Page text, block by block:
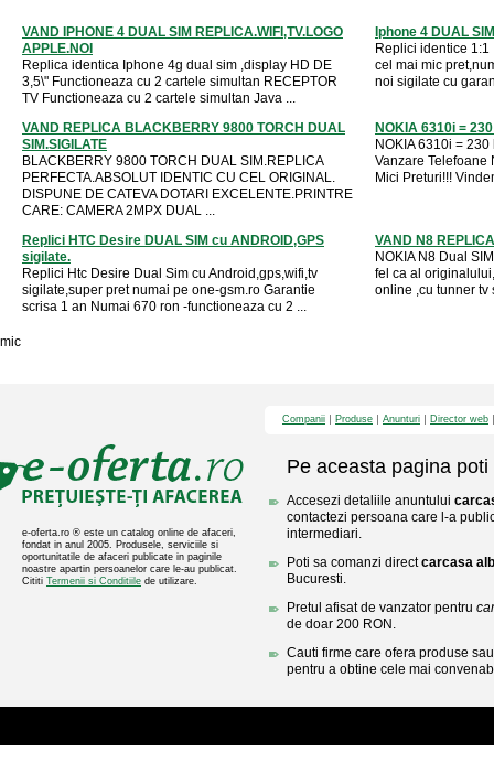
VAND IPHONE 4 DUAL SIM REPLICA.WIFI,TV.LOGO
APPLE.NOI
Replica identica Iphone 4g dual sim ,display HD DE
3,5\" Functioneaza cu 2 cartele simultan RECEPTOR
TV Functioneaza cu 2 cartele simultan Java ...
Iphone 4 DUAL
Replici identice
cel mai mic
noi sigilate cu
VAND REPLICA BLACKBERRY 9800 TORCH DUAL
SIM.SIGILATE
BLACKBERRY 9800 TORCH DUAL SIM.REPLICA
PERFECTA.ABSOLUT IDENTIC CU CEL ORIGINAL.
DISPUNE DE CATEVA DOTARI EXCELENTE.PRINTRE
CARE: CAMERA 2MPX DUAL ...
NOKIA 6310i =
NOKIA 6310i =
Vanzare Telefoane
Mici Preturi!!!
Replici HTC Desire DUAL SIM cu ANDROID,GPS
sigilate.
Replici Htc Desire Dual Sim cu Android,gps,wifi,tv
sigilate,super pret numai pe one-gsm.ro Garantie
scrisa 1 an Numai 670 ron -functioneaza cu 2 ...
VAND N8
NOKIA N8 Dual
fel ca al
online ,cu tunner tv
mic
e-oferta.ro ® este un catalog online de afaceri,
fondat in anul 2005. Produsele, serviciile si
oportunitatile de afaceri publicate in paginile
noastre apartin persoanelor care le-au publicat.
Cititi Termenii si Conditiile de utilizare.
Companii Produse Anunturi Director web
Pe aceasta pagina poti
Accesezi detaliile anuntului
contactezi persoana care l-a
intermediari.
Poti sa comanzi directcarcasa
Bucuresti.
Pretul afisat de vanzator pentru
de doar 200 RON.
Cauti firme care ofera produse
pentru a obtine cele mai